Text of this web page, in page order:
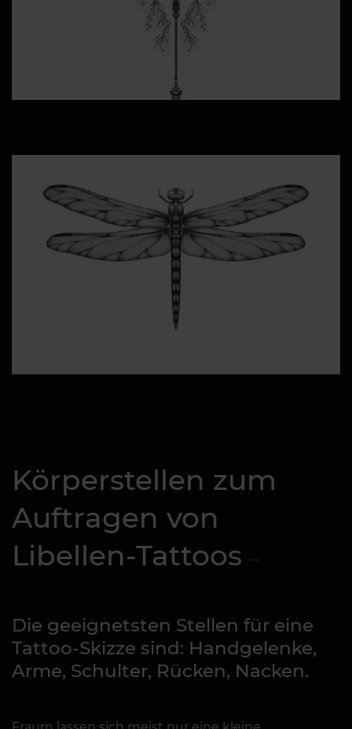
Körperstellen zum
Auftragen von
Libellen-Tattoos
Die geeignetsten Stellen für eine
Tattoo-Skizze sind: Handgelenke,
Arme, Schulter, Rücken, Nacken.